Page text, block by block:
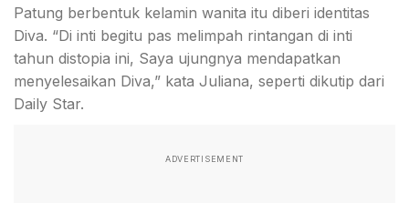
Patung berbentuk kelamin wanita itu diberi identitas
Diva. “Di inti begitu pas melimpah rintangan di inti
tahun distopia ini, Saya ujungnya mendapatkan
menyelesaikan Diva,” kata Juliana, seperti dikutip dari
Daily Star.
ADVERTISEMENT